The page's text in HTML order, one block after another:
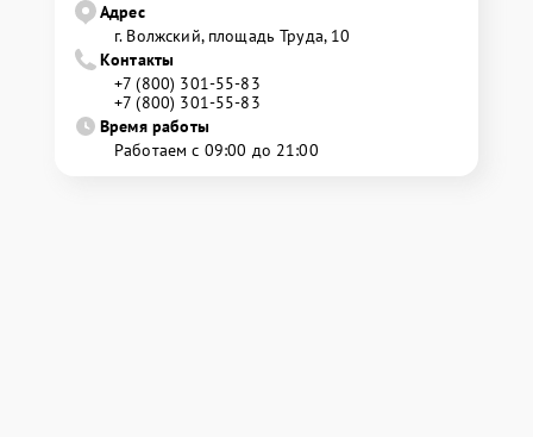
Адрес
г. Волжский, площадь Труда, 10
Контакты
+7 (800) 301-55-83
+7 (800) 301-55-83
Время работы
Работаем с 09:00 до 21:00